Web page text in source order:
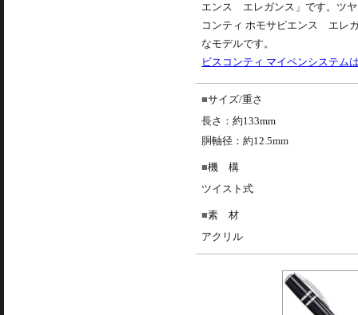
エンス エレガンス」です。ツヤ
コンティ ホモサピエンス エレ
なモデルです。
ビスコンティ マイペンシステム
サイズ/重さ
長さ：約133mm
胴軸径：約12.5mm
機 構
ツイスト式
素 材
アクリル